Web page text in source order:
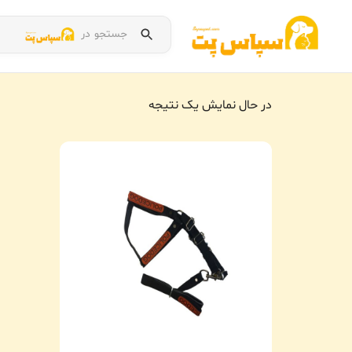
جستجو در
در حال نمایش یک نتیجه